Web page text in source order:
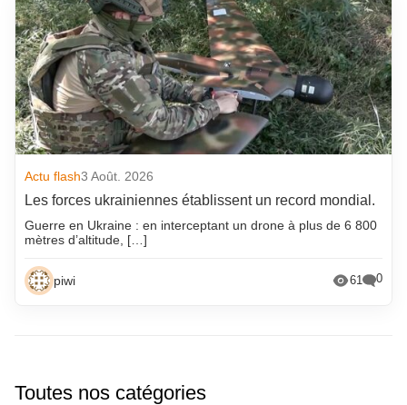
Actu flash3 Août. 2026
Les forces ukrainiennes établissent un record mondial.
Guerre en Ukraine : en interceptant un drone à plus de 6 800
mètres d’altitude, […]
piwi 61 0
Toutes nos catégories